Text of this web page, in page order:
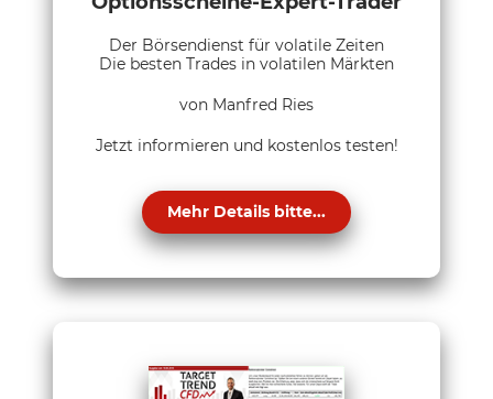
Der Börsendienst für volatile Zeiten
Die besten Trades in volatilen Märkten
von Manfred Ries
Jetzt informieren und kostenlos testen!
Mehr Details bitte...